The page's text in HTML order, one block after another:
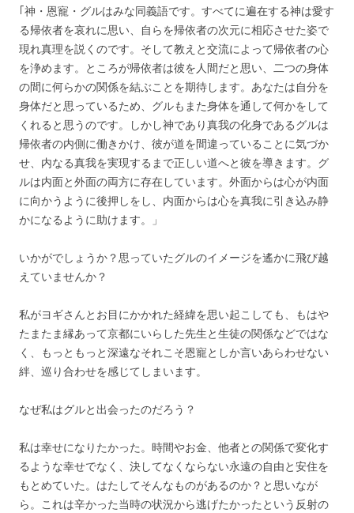
｢神・恩寵・グルはみな同義語です。すべてに遍在する神は愛す
る帰依者を哀れに思い、自らを帰依者の次元に相応させた姿で
現れ真理を説くのです。そして教えと交流によって帰依者の心
を浄めます。ところが帰依者は彼を人間だと思い、二つの身体
の間に何らかの関係を結ぶことを期待します。あなたは自分を
身体だと思っているため、グルもまた身体を通して何かをして
くれると思うのです。しかし神であり真我の化身であるグルは
帰依者の内側に働きかけ、彼が道を間違っていることに気づか
せ、内なる真我を実現するまで正しい道へと彼を導きます。グ
ルは内面と外面の両方に存在しています。外面からは心が内面
に向かうように後押しをし、内面からは心を真我に引き込み静
かになるように助けます。」
いかがでしょうか？思っていたグルのイメージを遙かに飛び越
えていませんか？
私がヨギさんとお目にかかれた経緯を思い起こしても、もはや
たまたま縁あって京都にいらした先生と生徒の関係などではな
く、もっともっと深遠なそれこそ恩寵としか言いあらわせない
絆、巡り合わせを感じてしまいます。
なぜ私はグルと出会ったのだろう？
私は幸せになりたかった。時間やお金、他者との関係で変化す
るような幸せでなく、決してなくならない永遠の自由と安住を
もとめていた。はたしてそんなものがあるのか？と思いなが
ら。これは辛かった当時の状況から逃げたかったという反射の